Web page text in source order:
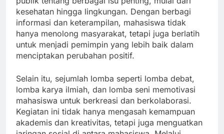
kesehatan hingga lingkungan. Dengan berbagi
informasi dan keterampilan, mahasiswa tidak
hanya menolong masyarakat, tetapi juga berlatih
untuk menjadi pemimpin yang lebih baik dalam
menciptakan perubahan positif.
Selain itu, sejumlah lomba seperti lomba debat,
lomba karya ilmiah, dan lomba seni memotivasi
mahasiswa untuk berkreasi dan berkolaborasi.
Kegiatan ini tidak hanya mengasah kemampuan
akademis dan kreativitas, tetapi juga menguatkan